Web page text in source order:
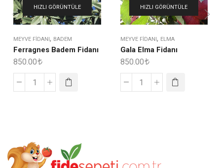
HIZLI GÖRÜNTÜLE
MEYVE FIDANI , BADEM
Ferragnes Badem Fidanı
850.00
HIZLI GÖRÜNTÜLE
MEYVE FIDANI , ELMA
Gala Elma Fidanı
850.00